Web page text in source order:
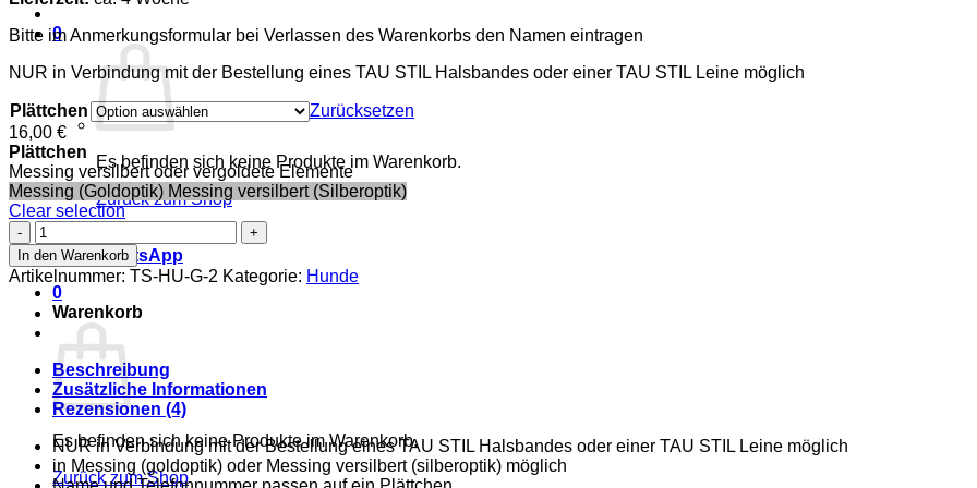
0
Es befinden sich keine Produkte im Warenkorb.
Zurück zum Shop
WhatsApp
0
Warenkorb
Es befinden sich keine Produkte im Warenkorb.
Zurück zum Shop
Bitte im Anmerkungsformular bei Verlassen des Warenkorbs den Namen eintragen
NUR in Verbindung mit der Bestellung eines TAU STIL Halsbandes oder einer TAU STIL Leine möglich
Plättchen
Zurücksetzen
16,00 €
Plättchen
Messing versilbert oder vergoldete Elemente
Messing (Goldoptik) Messing versilbert (Silberoptik)
Clear selection
Graviertes
Plättchen
mit
Name
Menge
In den Warenkorb
Artikelnummer: TS-HU-G-2 Kategorie: Hunde
Beschreibung
Zusätzliche Informationen
Rezensionen (4)
NUR in Verbindung mit der Bestellung eines TAU STIL Halsbandes oder einer TAU STIL Leine möglich
in Messing (goldoptik) oder Messing versilbert (silberoptik) möglich